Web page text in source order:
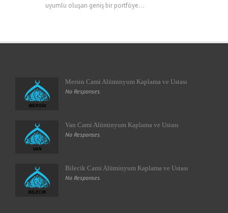
uyumlu oluşan geniş bir portföye...
Mersin Cami Alüminyum Kaplama ve Ustası
No Responses.
Van Cami Alüminyum Kaplama ve Ustası
No Responses.
Bilecik Cami Alüminyum Kaplama ve Ustası
No Responses.